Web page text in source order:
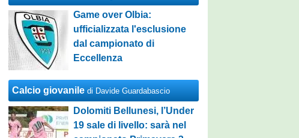
Game over Olbia:
ufficializzata l'esclusione
dal campionato di
Eccellenza
Calcio giovanile di Davide Guardabascio
Dolomiti Bellunesi, l’Under
19 sale di livello: sarà nel